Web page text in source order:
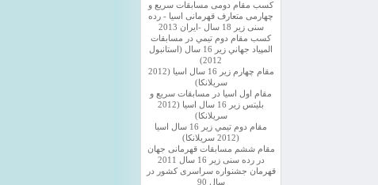
کسب مقام دومی مسابقات سریع و
چهارمی متعارف قهرمانی اسیا - رده
سنی زیر 18 سال -ایران 2013
كسب مقام دوم تيمي در مسابقات
المپياد جهاني زير 16 سال (استانبول
2012)
مقام چهارم زير 16 سال اسيا (2012
سريلانكا)
مقام اول اسيا در مسابقات سريع و
بليتس زير 16 سال اسيا (2012
سريلانكا)
مقام دوم تيمي زير 16 سال اسيا
(2012 سريلانكا)
مقام ششم مسابقات قهرمانی جهان
در رده سنی زیر 16 سال 2011
قهرمان جشنواره سراسری کشور در
سال 90